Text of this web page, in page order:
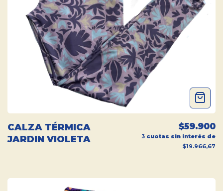
CALZA TÉRMICA
JARDIN VIOLETA
$59.900
3 cuotas sin interés de
$19.966,67